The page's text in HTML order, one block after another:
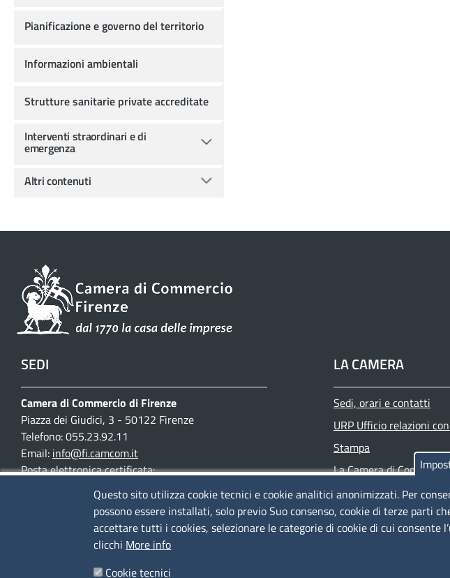
Pianificazione e governo del territorio
Informazioni ambientali
Strutture sanitarie private accreditate
Interventi straordinari e di
emergenza
Altri contenuti
SEDI
Camera di Commercio di Firenze
Piazza dei Giudici, 3 - 50122 Firenze
Telefono: 055.23.92.11
Email: info@fi.camcom.it
Posta elettronica certificata:
cciaa.firenze@fi.legalmail.camcom.it
Partita IVA 03097420487
Codice fiscale 80002690487
LA CAMERA
Sedi, orari e contatti
URP Ufficio relazioni
Stampa
La Camera di
Azienda speciale
Siti tematici
Questo sito utilizza cookie tecnici e cookie analitici anonimizzati. Per
possono essere installati, solo previo Suo consenso, cookie di terze parti
accettare tutti i cookies, selezionare le categorie di cookie di cui consente
clicchi More info
Cookie tecnici